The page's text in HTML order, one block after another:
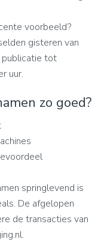
voorbeeld?
gisteren van
publicatie tot
uur.
zo goed?
springlevend is
De afgelopen
de transacties van